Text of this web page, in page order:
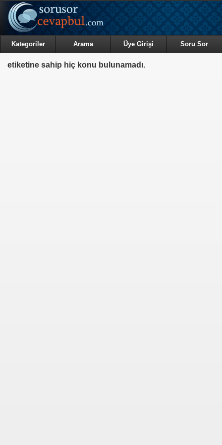
Kategoriler Arama Üye Girişi Soru Sor
etiketine sahip hiç konu bulunamadı.